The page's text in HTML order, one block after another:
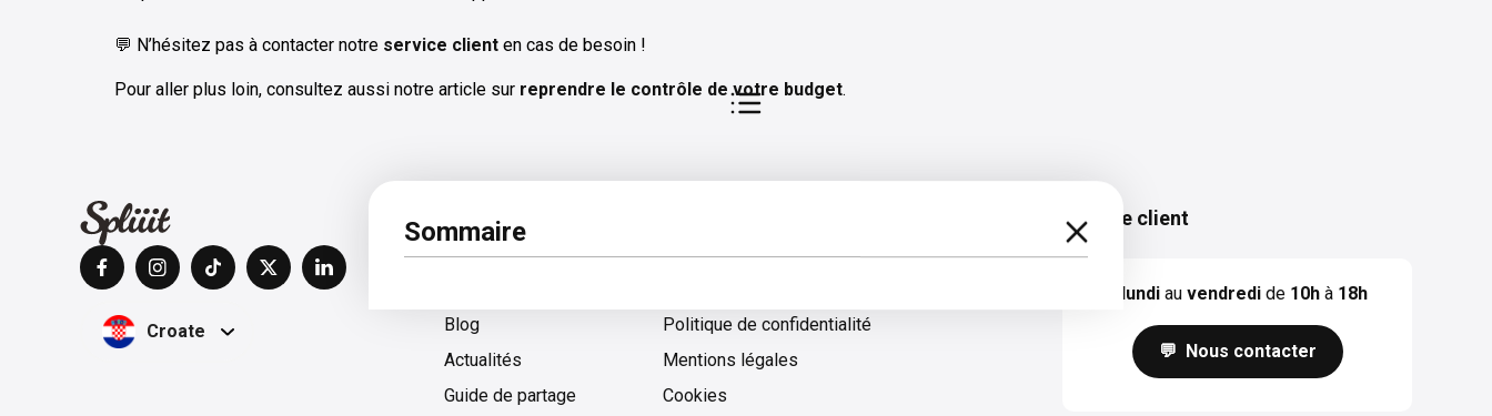
💬 N’hésitez pas à contacter notre service client en cas de besoin !
Pour aller plus loin, consultez aussi notre article sur reprendre le contrôle de votre budget.
Sommaire
Croate
À propos
Blog
Actualités
Guide de partage
Politique de confidentialité
Mentions légales
Cookies
Service client
lundi au vendredi de 10h à 18h
💬 Nous contacter